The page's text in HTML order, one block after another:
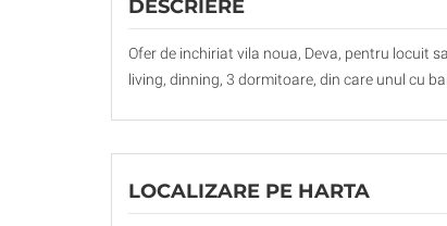
DESCRIERE
Ofer de inchiriat vila noua, Deva, pentru locuit
living, dinning, 3 dormitoare, din care unul cu
LOCALIZARE PE HARTA